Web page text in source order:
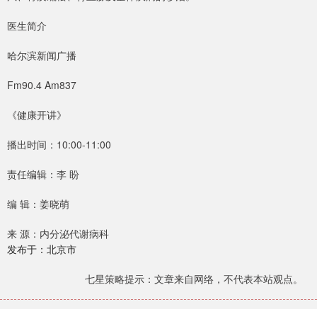
医生简介
哈尔滨新闻广播
Fm90.4 Am837
《健康开讲》
播出时间：10:00-11:00
责任编辑：李 盼
编 辑：姜晓萌
来 源：内分泌代谢病科
发布于：北京市
七星策略提示：文章来自网络，不代表本站观点。